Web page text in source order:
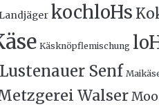
kochloHs
Käsknöpflemischung
Lustenauer Senf
Walser